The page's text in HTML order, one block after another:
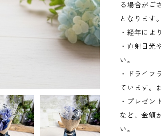
る場合がご
となります
・経年によ
・直射日光
い。
・ドライフ
ています。
・プレゼン
など、金額
い。